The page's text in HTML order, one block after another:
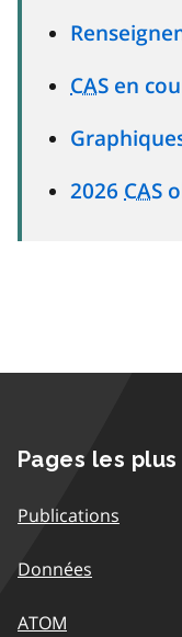
CAS en
2026 CAS
Pages les
Publications
Données
ATOM